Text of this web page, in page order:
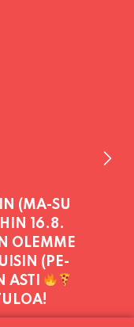
OLEMME
(PE-
ASTI